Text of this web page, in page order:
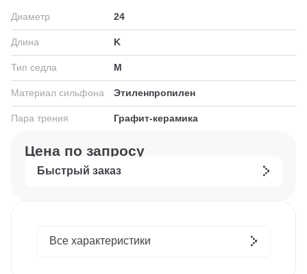
Диаметр 24
Длина K
Тип седла M
Материал сильфона Этиленпропилен
Пара трения Графит-керамика
Цена по запросу
Быстрый заказ
Все характеристики